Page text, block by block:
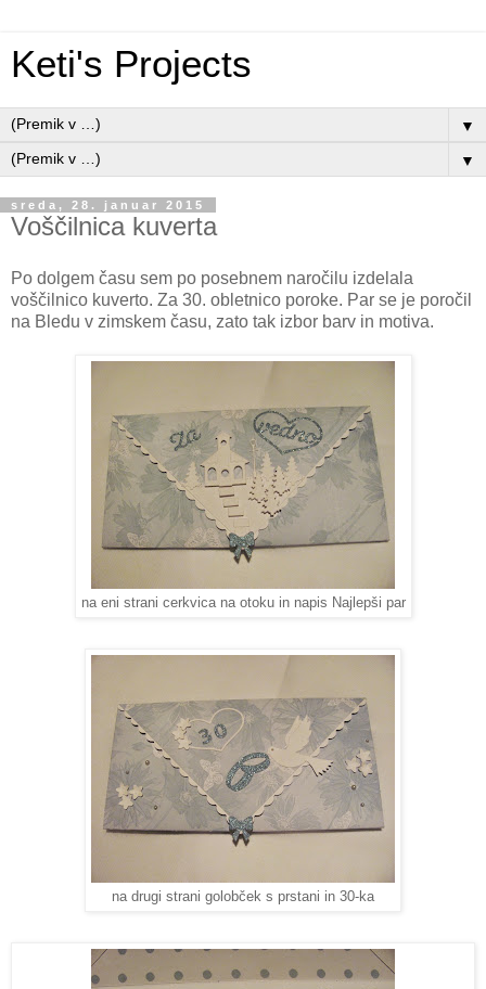
Keti's Projects
▼
▼
sreda, 28. januar 2015
Voščilnica kuverta
Po dolgem času sem po posebnem naročilu izdelala
voščilnico kuverto. Za 30. obletnico poroke. Par se je poročil
na Bledu v zimskem času, zato tak izbor barv in motiva.
na eni strani cerkvica na otoku in napis Najlepši par
na drugi strani golobček s prstani in 30-ka